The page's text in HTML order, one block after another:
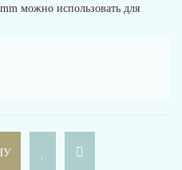
можно использовать для